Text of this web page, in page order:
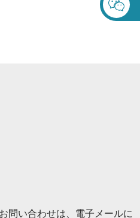
ドリル ビット ストレート シ
問い合わせは、電子メールに